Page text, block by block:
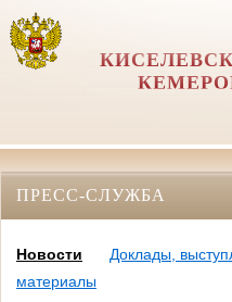
ПРЕСС-СЛУЖБА
Новости
Доклады,
материалы